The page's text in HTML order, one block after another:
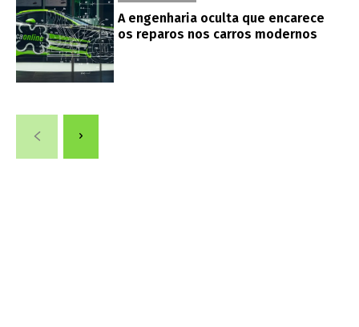
A engenharia oculta que encarece
os reparos nos carros modernos